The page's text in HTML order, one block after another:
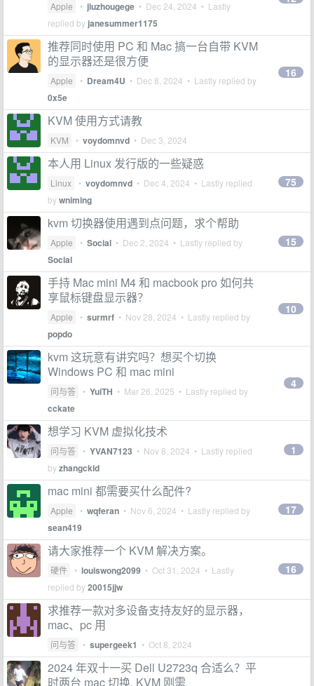
Apple • jiuzhougege • Dec 24, 2024 • Lastly
replied by janesummer1175
推荐同时使用 PC 和 Mac 搞一台自带 KVM
的显示器还是很方便
Apple • Dream4U • Dec 8, 2024 • Lastly replied by
0x5e
16
KVM 使用方式请教
KVM • voydomnvd • Dec 3, 2024
本人用 Linux 发行版的一些疑惑
Linux • voydomnvd • Dec 4, 2024 • Lastly replied
bywniming
75
kvm 切换器使用遇到点问题，求个帮助
Apple • Social • Dec 2, 2024 • Lastly replied by
Social
15
手持 Mac mini M4 和 macbook pro 如何共
享鼠标键盘显示器？
Apple • surmrf • Nov 28, 2024 • Lastly replied by
popdo
10
kvm 这玩意有讲究吗？想买个切换
Windows PC 和 mac mini
问与答 • YuiTH • Mar 26, 2025 • Lastly replied by
cckate
4
想学习 KVM 虚拟化技术
问与答 • YVAN7123 • Nov 8, 2024 • Lastly replied
byzhangckid
1
mac mini 都需要买什么配件?
Apple • wqferan • Nov 6, 2024 • Lastly replied by
sean419
17
请大家推荐一个 KVM 解决方案。
硬件 • louiswong2099 • Oct 31, 2024 • Lastly
replied by20015jjw
16
求推荐一款对多设备支持友好的显示器，
mac、pc 用
问与答 • supergeek1 • Oct 8, 2024
2024 年双十一买 Dell U2723q 合适么？平
时两台 mac 切换, KVM 刚需